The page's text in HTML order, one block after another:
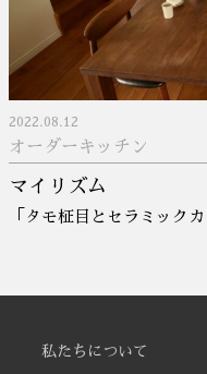
2022.08.12
オーダーキッチン
マイリズム
「タモ柾目とセラミック
私たちについて